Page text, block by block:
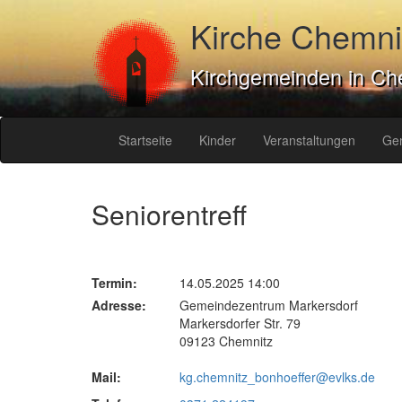
Kirche
Kirchgemeinden in
Startseite Kinder Veranstaltungen
Seniorentreff
Termin:
14.05.2025 14:00
Adresse:
Gemeindezentrum Markersdorf
Markersdorfer Str. 79
09123 Chemnitz
Mail:
kg.chemnitz_bonhoeffer@evlks.de